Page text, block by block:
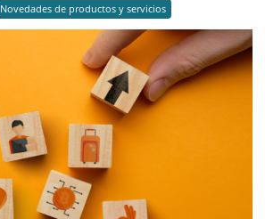
Novedades de productos y servicios